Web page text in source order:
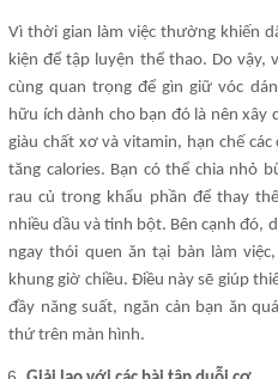
Vì thời gian làm việc thường khiến
kiện để tập luyện thể thao. Do vậy,
cùng quan trọng để gìn giữ vóc
hữu ích dành cho bạn đó là nên
giàu chất xơ và vitamin, hạn chế
tăng calories. Bạn có thể chia nhỏ
rau củ trong khẩu phần để thay
nhiều dầu và tinh bột. Bên cạnh đó,
ngay thói quen ăn tại bàn làm
khung giờ chiều. Điều này sẽ giúp
đầy năng suất, ngăn cản bạn ăn
thứ trên màn hình.